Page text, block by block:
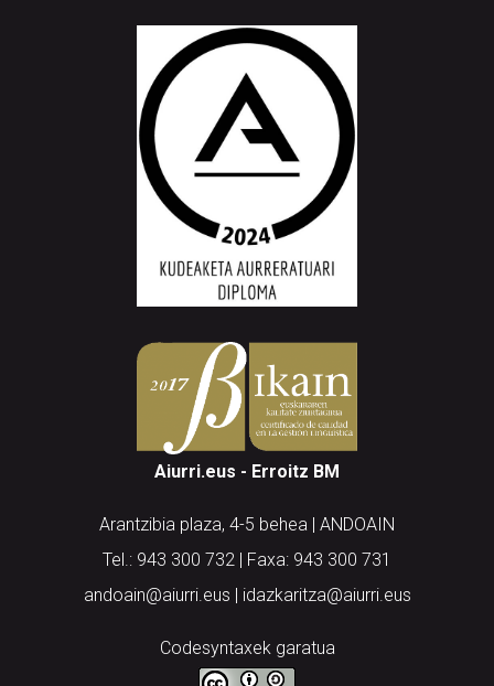
Aiurri.eus - Erroitz BM
Arantzibia plaza, 4-5 behea | ANDOAIN
Tel.: 943 300 732 | Faxa: 943 300 731
andoain@aiurri.eus | idazkaritza@aiurri.eus
Codesyntaxek garatua